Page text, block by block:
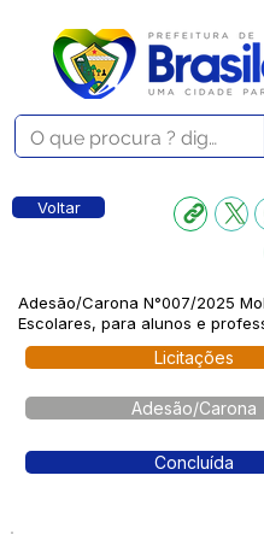
Voltar
Adesão/Carona N°007/2025
Escolares, para alunos e
Licitações
Adesão/Carona
Concluída